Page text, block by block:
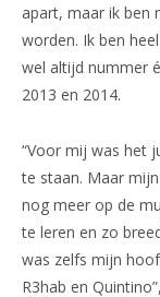
apart, maar ik ben
worden. Ik ben
wel altijd nummer
2013 en 2014.
“Voor mij was het
te staan. Maar
nog meer op de
te leren en zo
was zelfs mijn
R3hab en